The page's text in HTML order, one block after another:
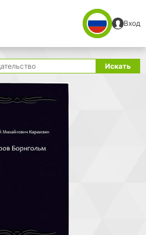
Вход
Поиск Искать